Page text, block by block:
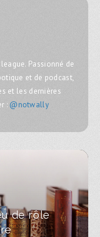
Passionné de
et de podcast,
et les dernières
: @notwally
de rôle